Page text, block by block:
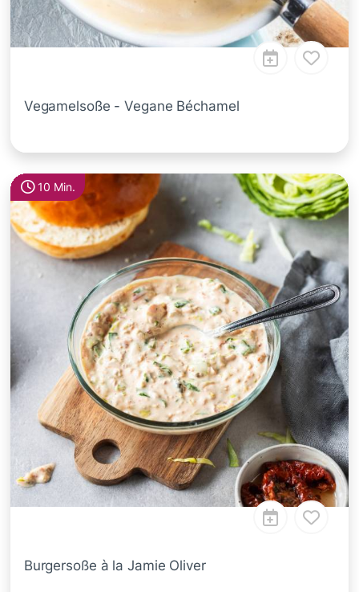
Vegamelsoße - Vegane Béchamel
10 Min.
Burgersoße à la Jamie Oliver